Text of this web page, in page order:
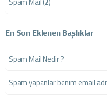
Spam Mail (2)
En Son Eklenen Başlıklar
Spam Mail Nedir ?
Spam yapanlar benim email